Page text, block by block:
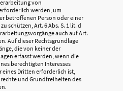
von
werden, um
betroffenen Person oder einer
schützen, Art. 6 Abs. S. 1 lit. d
auch auf Art.
Auf dieser Rechtsgrundlage
die von keiner der
erfasst werden, wenn die
berechtigten Interesses
Dritten erforderlich ist,
und Grundfreiheiten des